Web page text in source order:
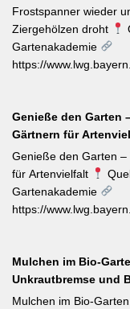
Riebtentrieb durch
werden. Ab Ende Juni
Veredelungen: robuste
Unterlagen
Spätsommer.
Frostspanner wieder
Ziergehölzen droht
Gartenakademie
https://
Apfelbäumen, Rosen,
„katzenbuckelnd“
Frostspanners
verursachen.
Meisen-Förderung und
Pflanzenschutzmittel.
Genieße den Garten
Gärtnern für
Genieße den Garten –
für Artenvielfalt
Gartenakademie
https://
einen messbaren
Nützlingsförderung,
Mulchen im Bio-
Unkrautbremse und
Mulchen im Bio-